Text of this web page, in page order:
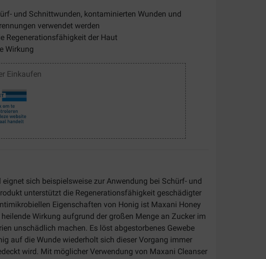
und Schnittwunden, kontaminierten Wunden und
verwendet werden
Regenerationsfähigkeit der Haut
Wirkung
Einkaufen
sich beispielsweise zur Anwendung bei Schürf- und
unterstützt die Regenerationsfähigkeit geschädigter
Eigenschaften von Honig ist Maxani Honey
Wirkung aufgrund der großen Menge an Zucker im
unschädlich machen. Es löst abgestorbenes Gewebe
auf die Wunde wiederholt sich dieser Vorgang immer
wird. Mit möglicher Verwendung von Maxani Cleanser